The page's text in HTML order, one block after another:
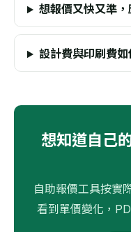
想報價又快又準
設計費與印刷費如
想知道自己
自助報價工具按實
看到單價變化，